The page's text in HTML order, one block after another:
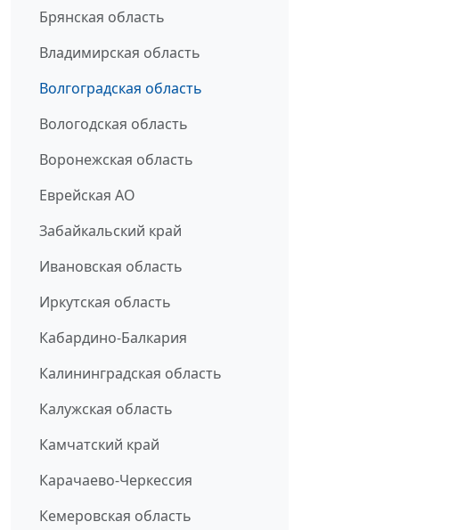
Брянская область
Владимирская область
Волгоградская область
Вологодская область
Воронежская область
Еврейская АО
Забайкальский край
Ивановская область
Иркутская область
Кабардино-Балкария
Калининградская область
Калужская область
Камчатский край
Карачаево-Черкессия
Кемеровская область